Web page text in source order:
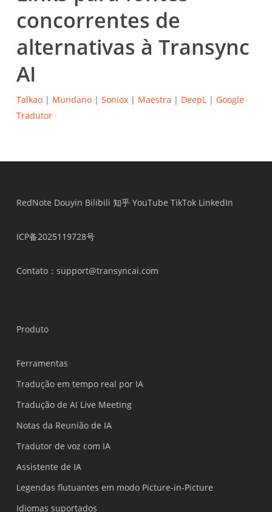
concorrentes de
alternativas à Transync
AI
Talkao| Mundano| Soniox| Maestra | DeepL| Google
Tradutor
RedNote Douyin Bilibili 知乎 YouTube TikTok LinkedIn
ICP备2025119728号
Contato：support@transyncai.com
Produto
Ferramentas
Tradução em tempo real por IA
Tradução de AI Live Meeting
Notas da Reunião de IA
Tradutor de voz com IA
Assistente de IA
Legendas flutuantes em modo Picture-in-Picture
Idiomas suportados